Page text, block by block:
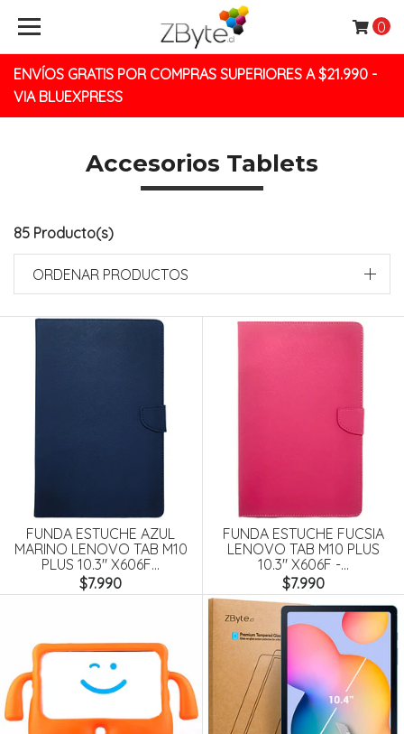
ENVÍOS GRATIS POR COMPRAS SUPERIORES A $21.990 -
VIA BLUEXPRESS
0
Accesorios Tablets
85 Producto(s)
ORDENAR PRODUCTOS
FUNDA ESTUCHE AZUL
MARINO LENOVO TAB M10
PLUS 10.3" X606F...
$7.990
FUNDA ESTUCHE FUCSIA
LENOVO TAB M10 PLUS
10.3" X606F -...
$7.990